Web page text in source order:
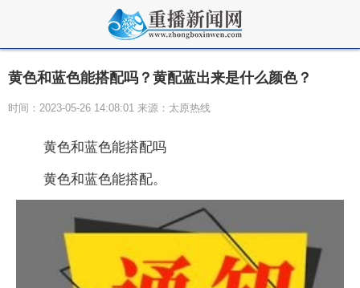
黄色和蓝色能搭配吗？黄配蓝出来是什么颜色？
时间：2023-05-26 14:08:01 来源：太原热线
黄色和蓝色能搭配吗
黄色和蓝色能搭配。